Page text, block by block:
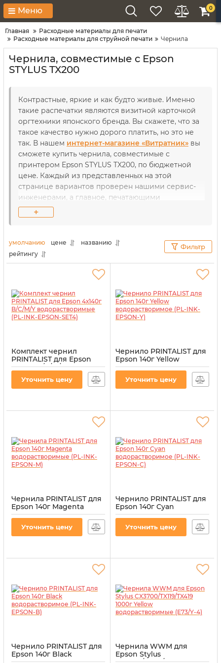
Меню 0
Главная
Расходные материалы для печати
Расходные материалы для струйной печати
Чернила
Чернила, совместимые с Epson
STYLUS TX200
Контрастные, яркие и как будто живые. Именно
такие распечатки являются визитной карточкой
оргтехники японского бренда. Вы скажете, что за
такое качество нужно дорого платить, но это не
так. В нашем интернет-магазине «Витратник» вы
сможете купить чернила, совместимые с
принтером Epson STYLUS TX200, по бюджетной
цене. Каждый из представленных на этой
странице вариантов проверен нашими сервис-
инженерами, а главное, печатающими
устройствами. Так что совместимость нашей
продукции гарантирована не на словах, а на деле.
альтернативных расходных материалов
оргтехника все равно будет работать без
перебоев и с максимальной отдачей. Для наших
клиентов мы выбираем только проверенное
+
умолчанию цене
названию
рейтингу
Фильтр
Комплект чернил
PRINTALIST для Epson
4х140г B/C/M/Y
водорастворимые (PL-
INK-EPSON-SET4)
Уточнить цену
Чернило PRINTALIST для
Epson 140г Yellow
водорастворимое (PL-
PL-INK-EPSON-Y
Уточнить цену
Чернила PRINTALIST для
Epson 140г Magenta
водорастворимые (PL-
PL-INK-EPSON-M
Уточнить цену
Чернило PRINTALIST для
Epson 140г Cyan
водорастворимое (PL-
PL-INK-EPSON-C
Уточнить цену
Чернило PRINTALIST для
Epson 140г Black
Чернила WWM для
Epson Stylus